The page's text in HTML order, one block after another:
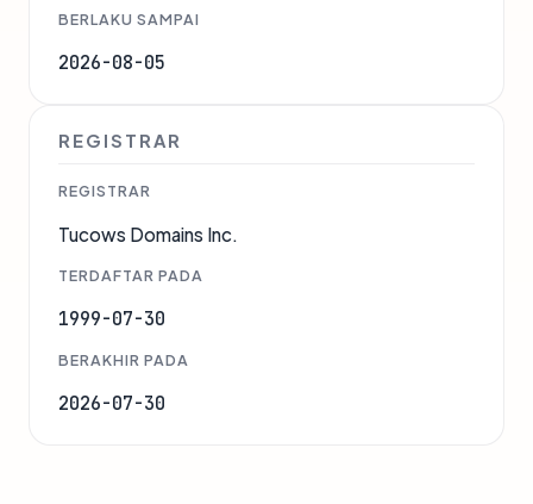
BERLAKU SAMPAI
2026-08-05
REGISTRAR
REGISTRAR
Tucows Domains Inc.
TERDAFTAR PADA
1999-07-30
BERAKHIR PADA
2026-07-30